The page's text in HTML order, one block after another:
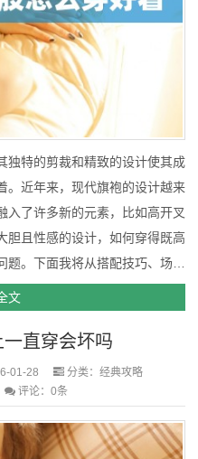
独特的剪裁和精致的设计使其成
。近年来，现代旗袍的设计越来
入了许多新的元素，比如高开叉
胆且性感的设计，如何穿得既高
题。下面我将从搭配技巧、场合
旗袍开叉到屁股的建议，帮助你
文
直穿会坏吗
01-28 分类： 经典攻略
评论：0条